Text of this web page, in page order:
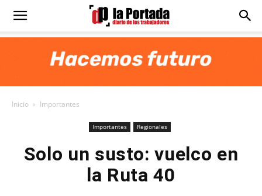
Diario
Inicio Importantes
Importantes Regionales
Solo un susto: vuelco en
la Ruta 40